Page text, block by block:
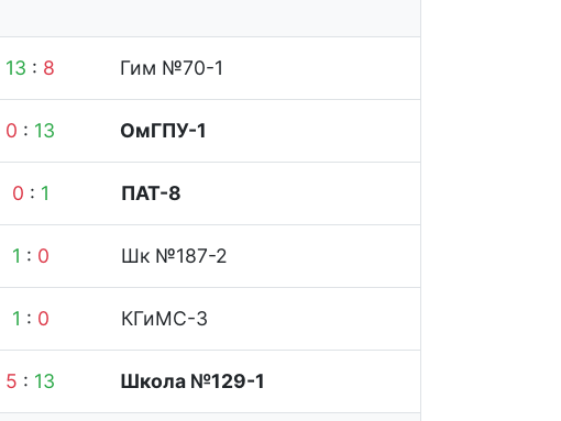
13 : 8 Гим №70-1
0 : 13 ОмГПУ-1
0 : 1 ПАТ-8
1 : 0 Шк №187-2
1 : 0 КГиМС-3
5 : 13 Школа №129-1